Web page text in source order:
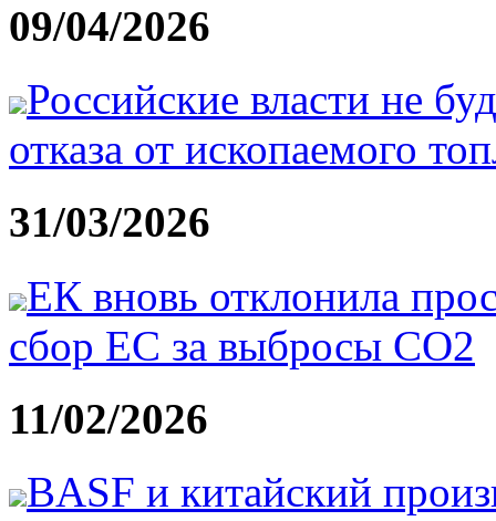
09/04/2026
Российские власти не
отказа от ископаемого
31/03/2026
ЕК вновь отклонила
сбор ЕС за выбросы CO2
11/02/2026
BASF и китайский